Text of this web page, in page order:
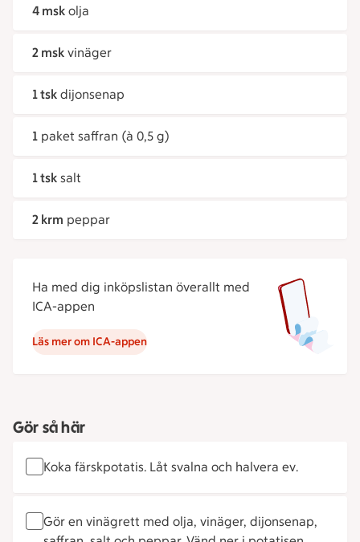
4 msk olja
2 msk vinäger
1 tsk dijonsenap
1 paket saffran (à 0,5 g)
1 tsk salt
2 krm peppar
Ha med dig inköpslistan överallt med
ICA-appen
Läs mer om ICA-appen
Gör så här
Koka färskpotatis. Låt svalna och halvera ev.
Gör en vinägrett med olja, vinäger, dijonsenap,